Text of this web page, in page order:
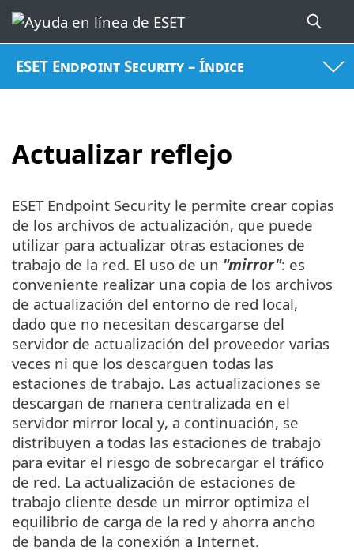
ESET Endpoint Security – Índice
Actualizar reflejo
ESET Endpoint Security le permite crear copias
de los archivos de actualización, que puede
utilizar para actualizar otras estaciones de
trabajo de la red. El uso de un "mirror": es
conveniente realizar una copia de los archivos
de actualización del entorno de red local,
dado que no necesitan descargarse del
servidor de actualización del proveedor varias
veces ni que los descarguen todas las
estaciones de trabajo. Las actualizaciones se
descargan de manera centralizada en el
servidor mirror local y, a continuación, se
distribuyen a todas las estaciones de trabajo
para evitar el riesgo de sobrecargar el tráfico
de red. La actualización de estaciones de
trabajo cliente desde un mirror optimiza el
equilibrio de carga de la red y ahorra ancho
de banda de la conexión a Internet.